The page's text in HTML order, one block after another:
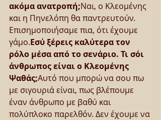
ακόμα ανατροπή;Ναι, ο Κλεομένης
και η Πηνελόπη θα παντρευτούν.
Επισημοποιήσαμε πια, ότι έχουμε
γάμο.Εσύ ξέρεις καλύτερα τον
ρόλο μέσα από το σενάριο. Τι σόι
άνθρωπος είναι ο Κλεομένης
Ψαθάς;Αυτό που μπορώ να σου πω
με σιγουριά είναι, πως βλέπουμε
έναν άνθρωπο με βαθύ και
πολύπλοκο παρελθόν. Δεν έχουμε να